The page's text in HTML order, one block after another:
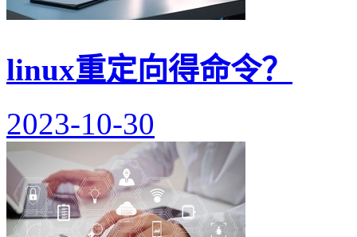
linux重定向得命令？
2023-10-30